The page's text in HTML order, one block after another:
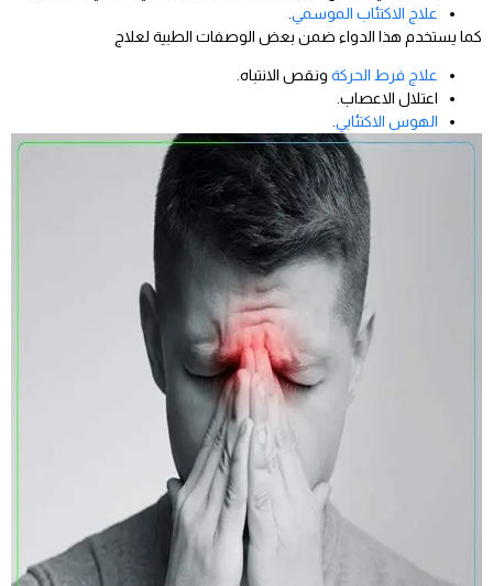
علاج الاكتئاب الموسمي
كما يستخدم هذا الدواء ضمن بعض الوصفات الطبية لعلاج
علاج فرط الحركة ونقص الانتباه.
اعتلال الاعصاب.
الهوس الاكتئابي.